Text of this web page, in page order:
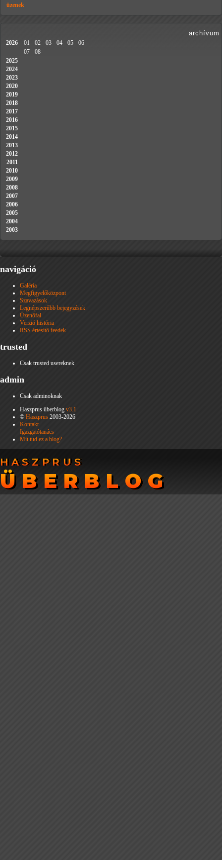
üzenek
archívum
2026 01 02 03 04 05
06
07
08
2025
2024
2023
2020
2019
2018
2017
2016
2015
2014
2013
2012
2011
2010
2009
2008
2007
2006
2005
2004
2003
navigáció
Galéria
Megfigyelőközpont
Szavazások
Legnépszerűbb bejegyzések
Üzenőfal
Verzió história
RSS értesítő feedek
trusted
Csak trusted usereknek
admin
Csak adminoknak
Haszprus überblog v3.1
© Haszprus 2003-2026
Kontakt
Igazgatótanács
Mit tud ez a blog?
HASZPRUS
ÜBERBLOG
HASZPRUS
ÜBERBLOG